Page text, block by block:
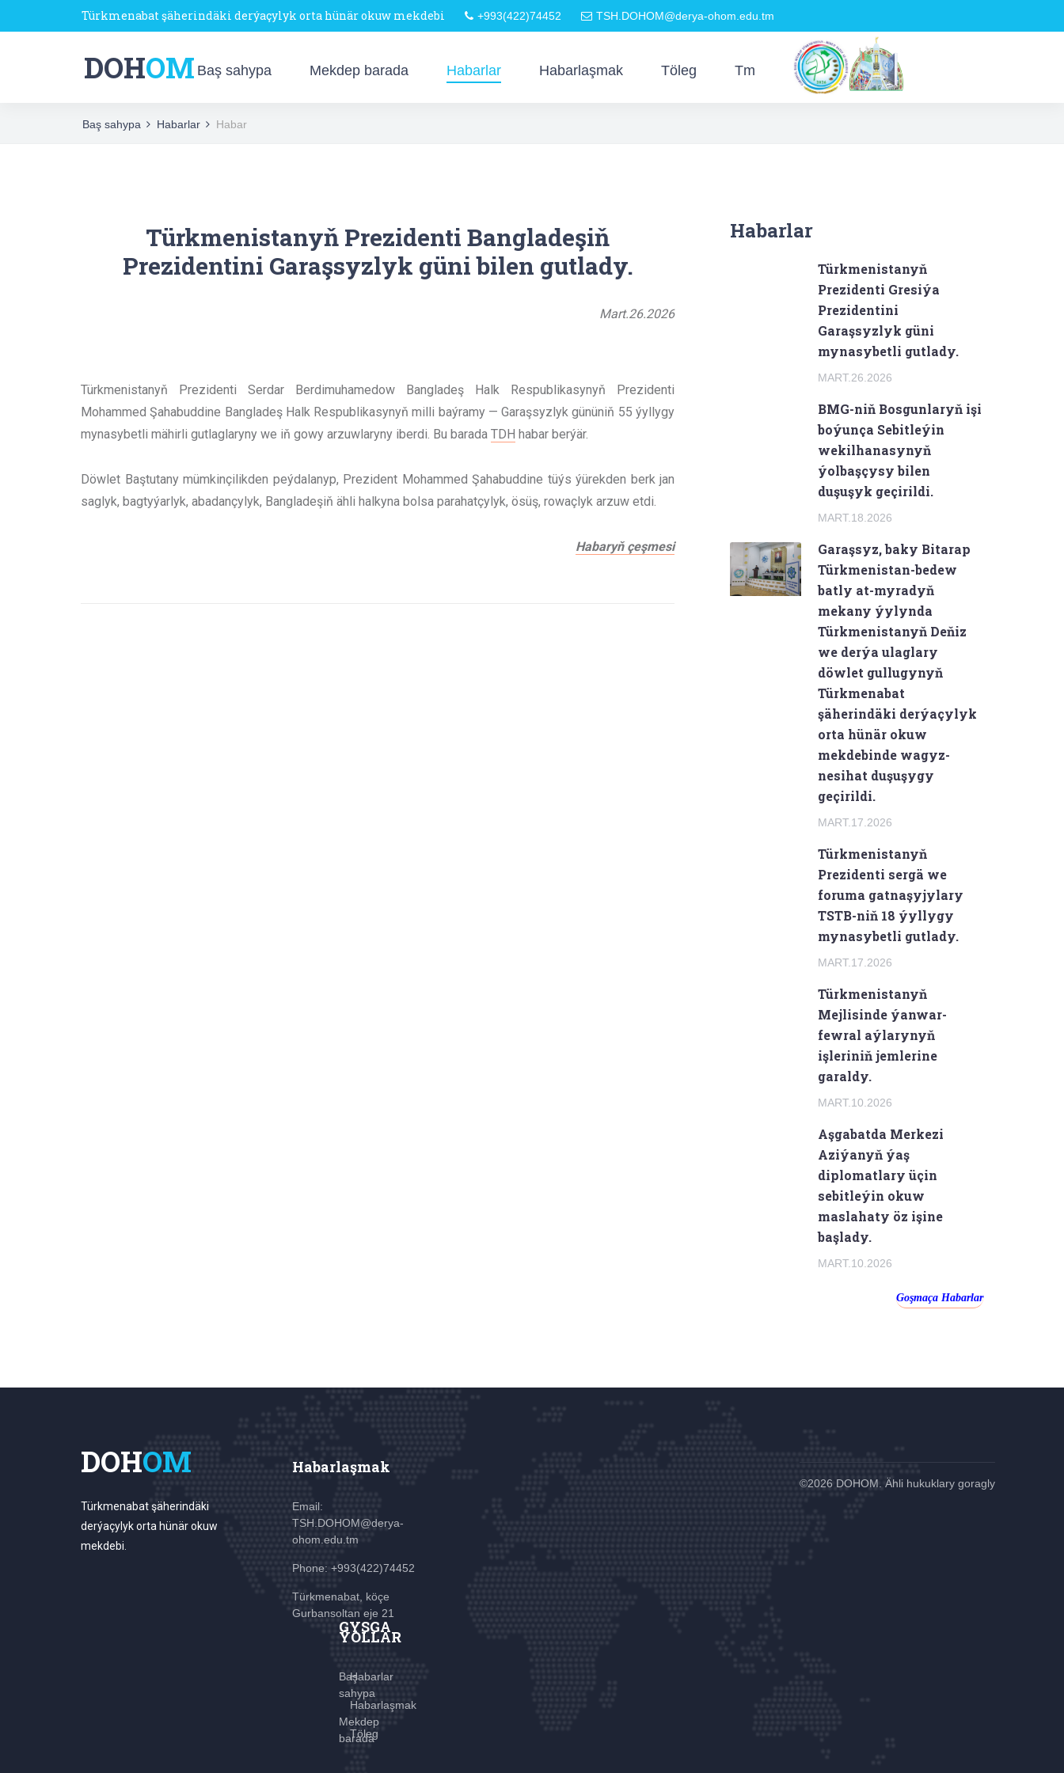
Türkmenabat şäherindäki derýaçylyk orta hünär okuw mekdebi +993(422)74452 TSH.DOHOM@derya-ohom.edu.tm
DOHOM Baş sahypa Mekdep barada Habarlar Habarlaşmak Töleg Tm
Baş sahypa Habarlar Habar
Türkmenistanyň Prezidenti Bangladeşiň
Prezidentini Garaşsyzlyk güni bilen gutlady.
Mart.26.2026
Türkmenistanyň Prezidenti Serdar Berdimuhamedow Bangladeş Halk Respublikasynyň Prezidenti
Mohammed Şahabuddine Bangladeş Halk Respublikasynyň milli baýramy — Garaşsyzlyk gününiň 55 ýyllygy
mynasybetli mähirli gutlaglaryny we iň gowy arzuwlaryny iberdi. Bu barada TDH habar berýär.
Döwlet Baştutany mümkinçilikden peýdalanyp, Prezident Mohammed Şahabuddine tüýs ýürekden berk jan
saglyk, bagtyýarlyk, abadançylyk, Bangladeşiň ähli halkyna bolsa parahatçylyk, ösüş, rowaçlyk arzuw etdi.
Habaryň çeşmesi
Habarlar
Türkmenistanyň
Prezidenti Gresiýa
Prezidentini
Garaşsyzlyk güni
mynasybetli gutlady.
MART.26.2026
BMG-niň Bosgunlaryň işi
boýunça Sebitleýin
wekilhanasynyň
ýolbaşçysy bilen
duşuşyk geçirildi.
MART.18.2026
Garaşsyz, baky Bitarap
Türkmenistan-bedew
batly at-myradyň
mekany ýylynda
Türkmenistanyň Deňiz
we derýa ulaglary
döwlet gullugynyň
Türkmenabat
şäherindäki derýaçylyk
orta hünär okuw
mekdebinde wagyz-
nesihat duşuşygy
geçirildi.
MART.17.2026
Türkmenistanyň
Prezidenti sergä we
foruma gatnaşyjylary
TSTB-niň 18 ýyllygy
mynasybetli gutlady.
MART.17.2026
Türkmenistanyň
Mejlisinde ýanwar-
fewral aýlarynyň
işleriniň jemlerine
garaldy.
MART.10.2026
Aşgabatda Merkezi
Aziýanyň ýaş
diplomatlary üçin
sebitleýin okuw
maslahaty öz işine
başlady.
MART.10.2026
Goşmaça Habarlar
DOHOM
Türkmenabat şäherindäki
derýaçylyk orta hünär okuw
mekdebi.
Habarlaşmak
Email:
TSH.DOHOM@derya-
ohom.edu.tm
Phone: +993(422)74452
Türkmenabat, köçe
Gurbansoltan eje 21
GYSGA
ÝOLLAR
Baş
sahypa
Mekdep
barada
Habarlar
Habarlaşmak
Töleg
©2026 DOHOM. Ähli hukuklary goragly